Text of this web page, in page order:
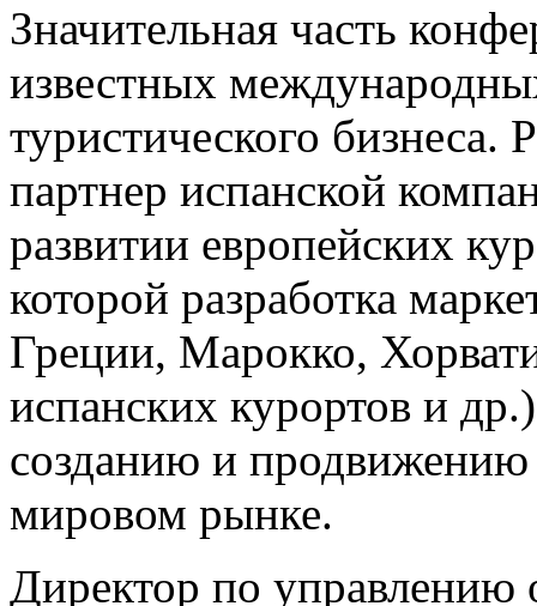
Значительная часть
известных
туристического
партнер испанской
развитии европейских
которой разработка
Греции, Марокко,
испанских курортов и
созданию и продвижению
мировом рынке.
Директор по